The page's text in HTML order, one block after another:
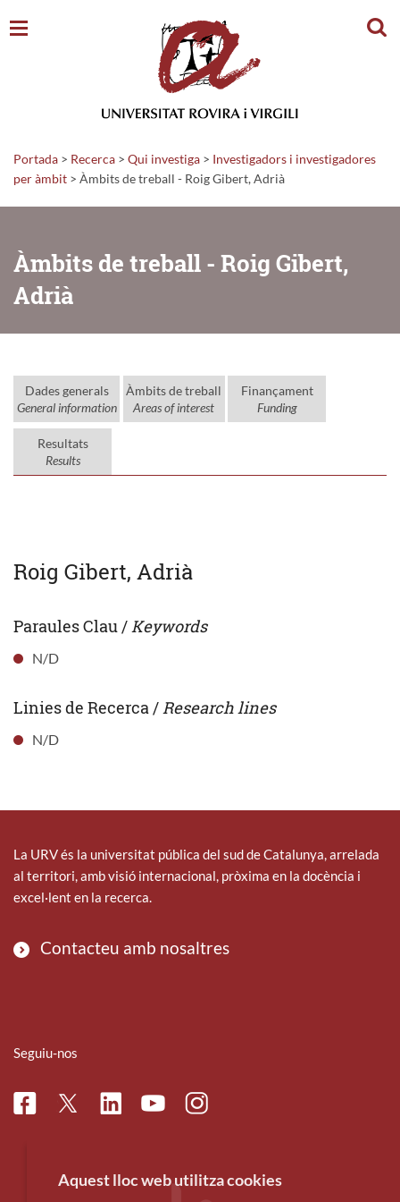
Portada > Recerca > Qui investiga > Investigadors i investigadores
per àmbit > Àmbits de treball - Roig Gibert, Adrià
Àmbits de treball - Roig Gibert,
Adrià
Dades generals
General information
Àmbits de treball
Areas of interest
Finançament
Funding
Resultats
Results
Roig Gibert, Adrià
Paraules Clau / Keywords
N/D
Linies de Recerca / Research lines
N/D
La URV és la universitat pública del sud de Catalunya, arrelada
al territori, amb visió internacional, pròxima en la docència i
excel·lent en la recerca.
Contacteu amb nosaltres
Seguiu-nos
FacebookTwitterLinkedinYoutubeInstagram
Aquest lloc web utilitza cookies